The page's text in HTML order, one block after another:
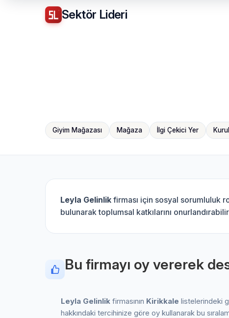
Sektör Lideri
Giyim Mağazası Mağaza İlgi Çekici Yer
Leyla Gelinlik firması için sosyal sorumluluk
bulunarak toplumsal katkılarını
Bu firmayı oy vererek
Leyla Gelinlik firmasının Kirikkale listelerindeki
hakkındaki tercihinize göre oy kullanarak bu